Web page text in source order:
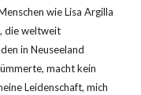
wie Lisa Argilla
die weltweit
in Neuseeland
macht kein
Leidenschaft, mich